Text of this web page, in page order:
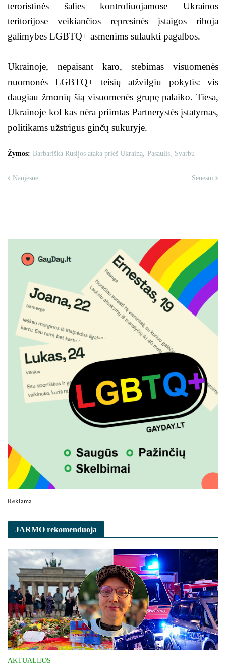
teroristinės šalies kontroliuojamose Ukrainos
teritorijose veikiančios represinės įstaigos riboja
galimybes LGBTQ+ asmenims sulaukti pagalbos.
Ukrainoje, nepaisant karo, stebimas visuomenės
nuomonės LGBTQ+ teisių atžvilgiu pokytis: vis
daugiau žmonių šią visuomenės grupę palaiko. Tiesa,
Ukrainoje kol kas nėra priimtas Partnerystės įstatymas,
politikams užstrigus ginčų sūkuryje.
Žymos: Barbariška Rusijos ataka prieš Ukrainą Pasaulis Svarbu
Naujesnė Senesni
Reklama
JARMO rekomenduoja
AKTUALIJOS